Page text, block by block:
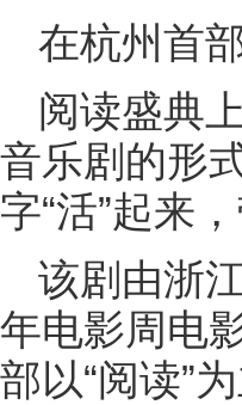
在杭州首
阅读盛典
音乐剧的形
字“活”起来
该剧由浙
年电影周电
部以“阅读”